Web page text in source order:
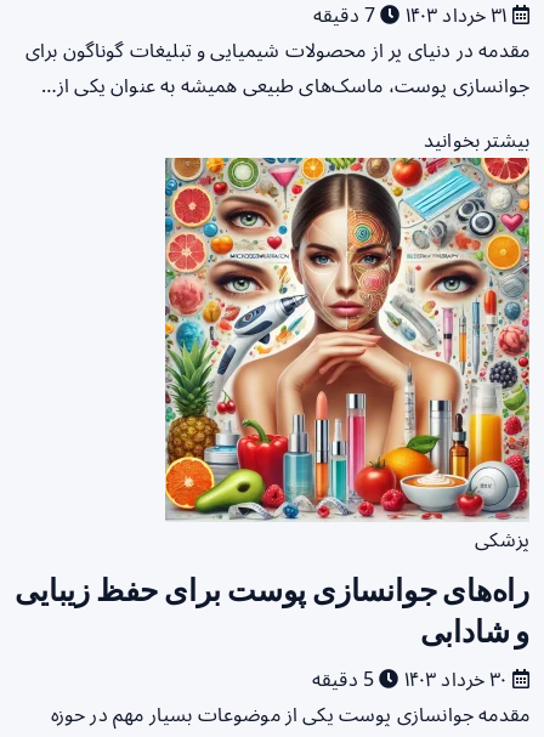
7 دقیقه
مقدمه در دنیای پر از محصولات شیمیایی و تبلیغات گوناگون برای
جوانسازی پوست، ماسک‌های طبیعی همیشه به عنوان یکی از…
بیشتر بخوانید
پزشکی
راه‌های جوانسازی پوست برای حفظ زیبایی
و شادابی
5 دقیقه
مقدمه جوانسازی پوست یکی از موضوعات بسیار مهم در حوزه